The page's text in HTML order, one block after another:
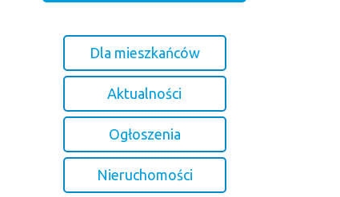
Dla mieszkańców
Aktualności
Ogłoszenia
Nieruchomości